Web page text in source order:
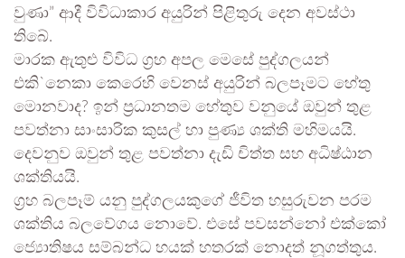
වුණා” ආදී විවිධාකාර අයුරින් පිළිතුරු දෙන අවස්ථා
තිබේ.
මාරක ඇතුළු විවිධ ග්‍රහ අපල මෙසේ පුද්ගලයන්
එකි`නෙකා කෙරෙහි වෙනස් අයුරින් බලපෑමට හේතු
මොනවාද? ඉන් ප්‍රධානතම හේතුව වනුයේ ඔවුන් තුළ
පවත්නා සාංසාරික කුසල් හා පුණ්‍ය ශක්ති මහිමයයි.
දෙවනුව ඔවුන් තුළ පවත්නා දැඩි චිත්ත සහ අධිෂ්ඨාන
ශක්තියයි.
ග්‍රහ බලපෑම් යනු පුද්ගලයකුගේ ජීවිත හසුරුවන පරම
ශක්තිය බලවේගය නොවේ. එසේ පවසන්නෝ එක්කෝ
ජ්‍යොතිෂය සම්බන්ධ හයක් හතරක් නොදත් නූගත්තුය.